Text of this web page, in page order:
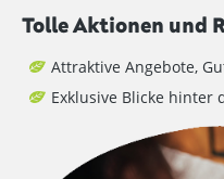
Tolle Aktionen und
Attraktive Angebote,
Exklusive Blicke hinter